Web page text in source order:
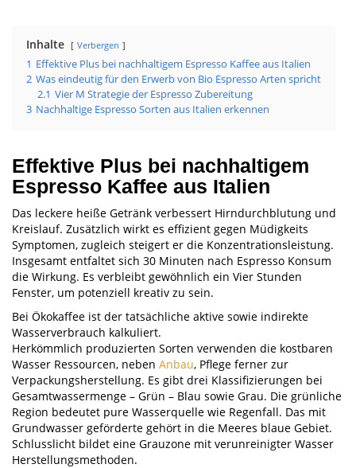
Inhalte Verbergen
1 Effektive Plus bei nachhaltigem Espresso Kaffee aus Italien
2 Was eindeutig für den Erwerb von Bio Espresso Arten spricht
2.1 Vier M Strategie der Espresso Zubereitung
3 Nachhaltige Espresso Sorten aus Italien erkennen
Effektive Plus bei nachhaltigem
Espresso Kaffee aus Italien
Das leckere heiße Getränk verbessert Hirndurchblutung und
Kreislauf. Zusätzlich wirkt es effizient gegen Müdigkeits
Symptomen, zugleich steigert er die Konzentrationsleistung.
Insgesamt entfaltet sich 30 Minuten nach Espresso Konsum
die Wirkung. Es verbleibt gewöhnlich ein Vier Stunden
Fenster, um potenziell kreativ zu sein.
Bei Ökokaffee ist der tatsächliche aktive sowie indirekte
Wasserverbrauch kalkuliert.
Herkömmlich produzierten Sorten verwenden die kostbaren
Wasser Ressourcen, neben Anbau, Pflege ferner zur
Verpackungsherstellung. Es gibt drei Klassifizierungen bei
Gesamtwassermenge – Grün – Blau sowie Grau. Die grünliche
Region bedeutet pure Wasserquelle wie Regenfall. Das mit
Grundwasser geförderte gehört in die Meeres blaue Gebiet.
Schlusslicht bildet eine Grauzone mit verunreinigter Wasser
Herstellungsmethoden.